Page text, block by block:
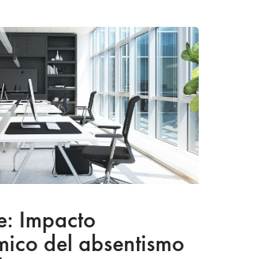
Impacto
del absentismo